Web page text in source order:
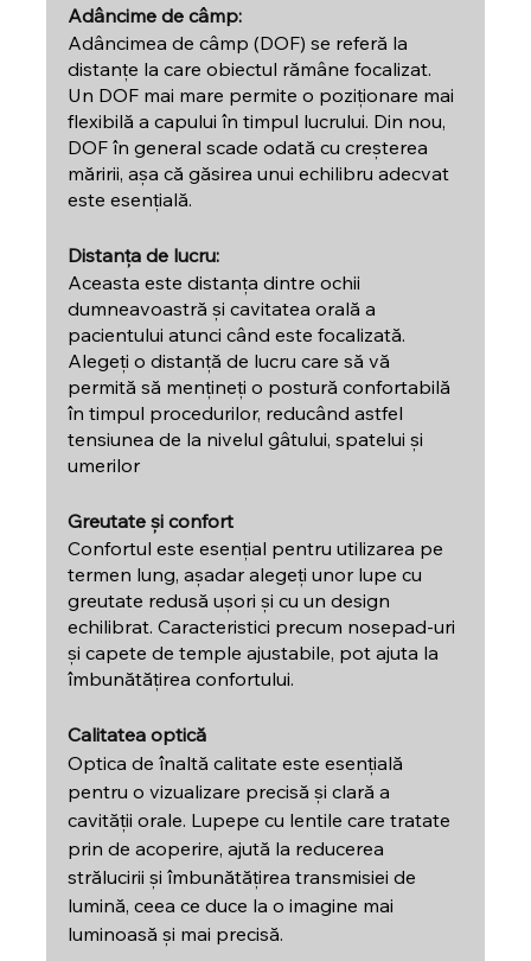
Adâncime de câmp:
Adâncimea de câmp (DOF) se referă la
distanțe la care obiectul rămâne focalizat.
Un DOF mai mare permite o poziționare mai
flexibilă a capului în timpul lucrului. Din nou,
DOF în general scade odată cu creșterea
măririi, așa că găsirea unui echilibru adecvat
este esențială.
Distanța de lucru:
Aceasta este distanța dintre ochii
dumneavoastră și cavitatea orală a
pacientului atunci când este focalizată.
Alegeți o distanță de lucru care să vă
permită să mențineți o postură confortabilă
în timpul procedurilor, reducând astfel
tensiunea de la nivelul gâtului, spatelui și
umerilor
Greutate și confort
Confortul este esențial pentru utilizarea pe
termen lung, așadar alegeți unor lupe cu
greutate redusă ușori și cu un design
echilibrat. Caracteristici precum nosepad-uri
și capete de temple ajustabile, pot ajuta la
îmbunătățirea confortului.
Calitatea optică
Optica de înaltă calitate este esențială
pentru o vizualizare precisă și clară a
cavității orale. Lupepe cu lentile care tratate
prin de acoperire, ajută la reducerea
strălucirii și îmbunătățirea transmisiei de
lumină, ceea ce duce la o imagine mai
luminoasă și mai precisă.